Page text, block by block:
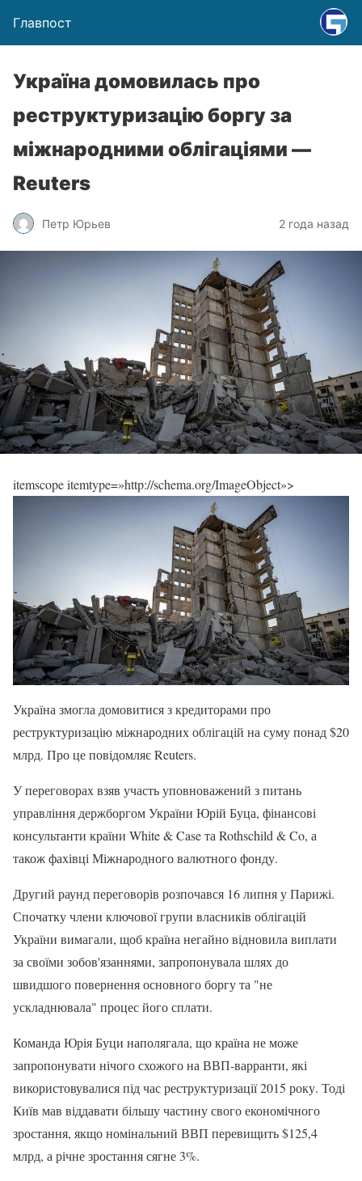
Главпост
Україна домовилась про
реструктуризацію боргу за
міжнародними облігаціями —
Reuters
Петр Юрьев 2 года назад
itemscope itemtype=»http://schema.org/ImageObject»>
Україна змогла домовитися з кредиторами про
реструктуризацію міжнародних облігацій на суму понад $20
млрд. Про це повідомляє Reuters.
У переговорах взяв участь уповноважений з питань
управління держборгом України Юрій Буца, фінансові
консультанти країни White & Case та Rothschild & Co, а
також фахівці Міжнародного валютного фонду.
Другий раунд переговорів розпочався 16 липня у Парижі.
Спочатку члени ключової групи власників облігацій
України вимагали, щоб країна негайно відновила виплати
за своїми зобов'язаннями, запропонувала шлях до
швидшого повернення основного боргу та "не
ускладнювала" процес його сплати.
Команда Юрія Буци наполягала, що країна не може
запропонувати нічого схожого на ВВП-варранти, які
використовувалися під час реструктуризації 2015 року. Тоді
Київ мав віддавати більшу частину свого економічного
зростання, якщо номінальний ВВП перевищить $125,4
млрд, а річне зростання сягне 3%.